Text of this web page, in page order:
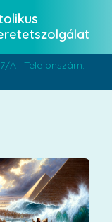
A | Telefonszám: